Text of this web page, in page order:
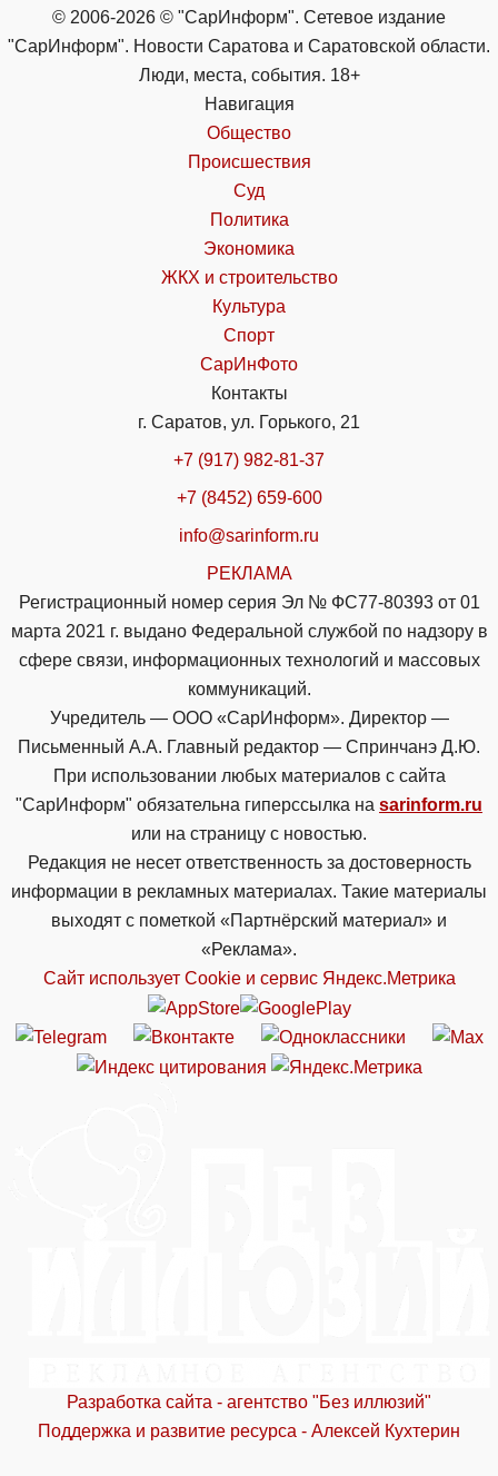
© 2006-2026 © "СарИнформ". Сетевое издание
"СарИнформ". Новости Саратова и Саратовской области.
Люди, места, события. 18+
Навигация
Общество
Происшествия
Суд
Политика
Экономика
ЖКХ и строительство
Культура
Спорт
СарИнФото
Контакты
г. Саратов, ул. Горького, 21
+7 (917) 982-81-37
+7 (8452) 659-600
info@sarinform.ru
РЕКЛАМА
Регистрационный номер серия Эл № ФС77-80393 от 01
марта 2021 г. выдано Федеральной службой по надзору в
сфере связи, информационных технологий и массовых
коммуникаций.
Учредитель — ООО «СарИнформ». Директор —
Письменный А.А. Главный редактор — Спринчанэ Д.Ю.
При использовании любых материалов с сайта
"СарИнформ" обязательна гиперссылка на sarinform.ru
или на страницу с новостью.
Редакция не несет ответственность за достоверность
информации в рекламных материалах. Такие материалы
выходят с пометкой «Партнёрский материал» и
«Реклама».
Сайт использует Cookie и сервиc Яндекс.Метрика
Разработка сайта - агентство "Без иллюзий"
Поддержка и развитие ресурса - Алексей Кухтерин